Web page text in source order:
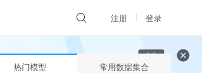
广告
注册 登录
热门模型 常用数据集合